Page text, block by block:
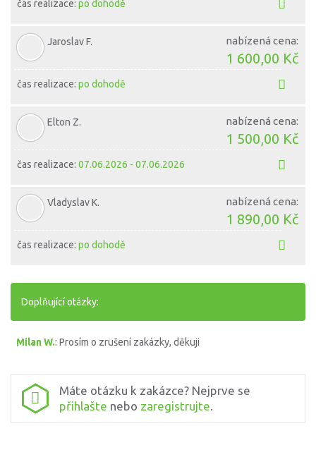
čas realizace:po dohodě
Jaroslav F.
čas realizace:po dohodě
nabízená cena:
1 600,00 Kč
Elton Z.
čas realizace:07.06.2026 - 07.06.2026
nabízená cena:
1 500,00 Kč
Vladyslav K.
čas realizace:po dohodě
nabízená cena:
1 890,00 Kč
Doplňující otázky:
Milan W.: Prosím o zrušení zakázky, děkuji
Máte otázku k zakázce? Nejprve se
přihlašte nebo zaregistrujte.